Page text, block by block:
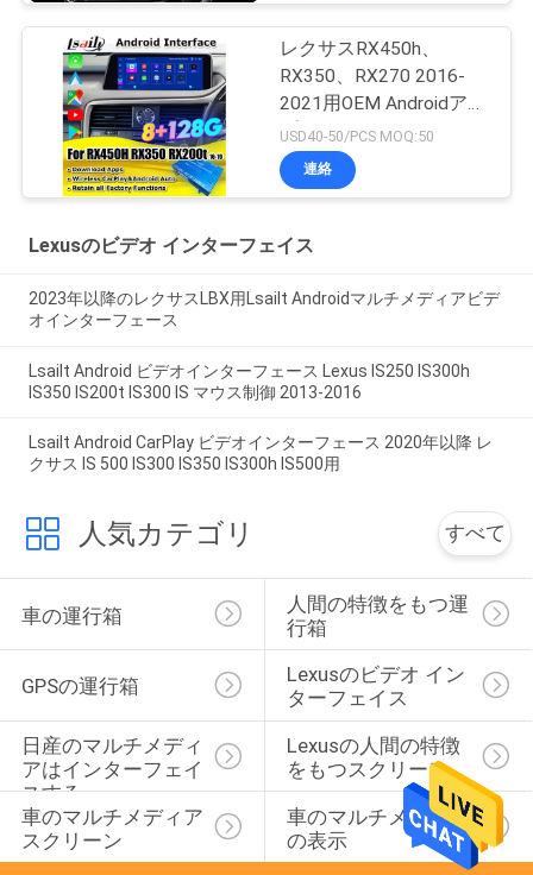
レクサスRX450h、
RX350、RX270 2016-
2021用OEM Androidアッ
プグレードモジュール
ワイヤレスCarPlay、
Android Auto、
USD40-50/PCS MOQ:50
連絡
Lexusのビデオ インターフェイス
2023年以降のレクサスLBX用Lsailt Androidマルチメディアビデ
オインターフェース
Lsailt Android ビデオインターフェース Lexus IS250 IS300h
IS350 IS200t IS300 IS マウス制御 2013-2016
Lsailt Android CarPlay ビデオインターフェース 2020年以降 レ
クサス IS 500 IS300 IS350 IS300h IS500用
人気カテゴリ すべて
車の運行箱
人間の特徴をもつ運
行箱
GPSの運行箱
Lexusのビデオ イン
ターフェイス
日産のマルチメディ
アはインターフェイ
スする
Lexusの人間の特徴
をもつスクリーン
車のマルチメディア
スクリーン
車のマルチメディア
の表示